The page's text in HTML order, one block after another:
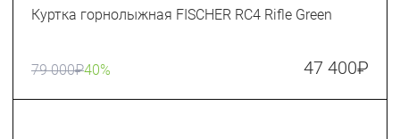
Куртка горнолыжная FISCHER RC4 Rifle Green
79 000₽40% 47 400₽